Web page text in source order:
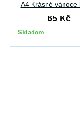
A4 Krásné vánoce
65 Kč
Skladem